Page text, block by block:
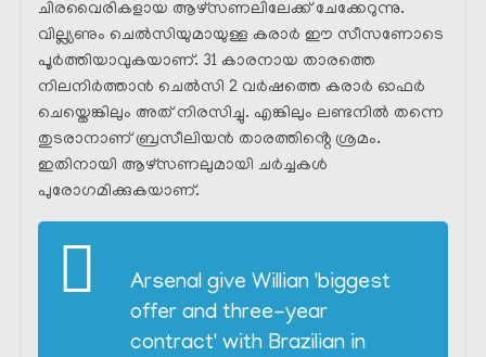
ചിരവൈരികളായ ആഴ്സണലിലേക്ക് ചേക്കേറുന്നു.
വില്ല്യണും ചെൽസിയുമായുള്ള കരാർ ഈ സീസണോടെ
പൂർത്തിയാവുകയാണ്. 31 കാരനായ താരത്തെ
നിലനിർത്താൻ ചെൽസി 2 വർഷത്തെ കരാർ ഓഫർ
ചെയ്തെങ്കിലും അത് നിരസിച്ചു. എങ്കിലും ലണ്ടനിൽ തന്നെ
തുടരാനാണ് ബ്രസീലിയൻ താരത്തിൻ്റെ ശ്രമം.
ഇതിനായി ആഴ്സണലുമായി ചർച്ചകൾ
പുരോഗമിക്കുകയാണ്.
Arsenal give Willian 'biggest
offer and three-year
contract' with Brazilian in